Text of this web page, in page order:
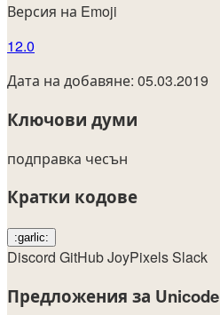
Версия на Emoji
12.0
Дата на добавяне: 05.03.2019
Ключови думи
подправка чесън
Кратки кодове
:garlic:
Discord GitHubJoyPixelsSlack
Предложения за Unicode